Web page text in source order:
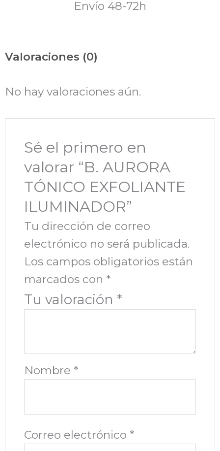
Envío 48-72h
Valoraciones (0)
No hay valoraciones aún.
Sé el primero en
valorar “B. AURORA
TÓNICO EXFOLIANTE
ILUMINADOR”
Tu dirección de correo
electrónico no será publicada.
Los campos obligatorios están
marcados con *
Tu valoración *
Nombre *
Correo electrónico *